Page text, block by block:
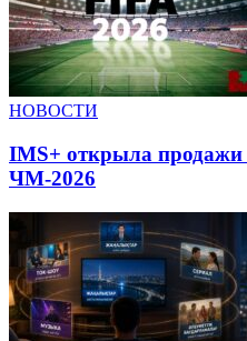
НОВОСТИ
IMS+ открыла продажи
ЧМ-2026